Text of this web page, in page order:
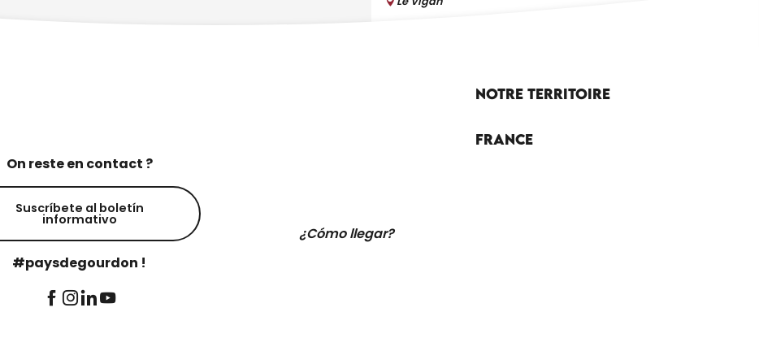
On reste en contact ?
Suscríbete al boletín
informativo
#paysdegourdon !
¿Cómo llegar?
Notre territoire
France